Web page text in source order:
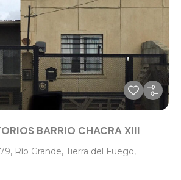
BARRIO CHACRA XIII
Río Grande, Tierra del Fuego,